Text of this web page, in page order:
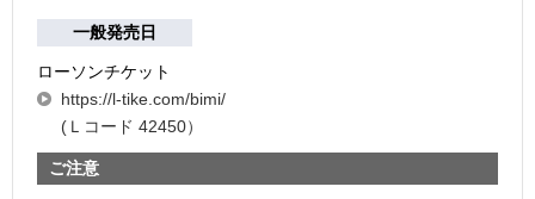
一般発売日
ローソンチケット
https://l-tike.com/bimi/
(Ｌコード 42450）
ご注意